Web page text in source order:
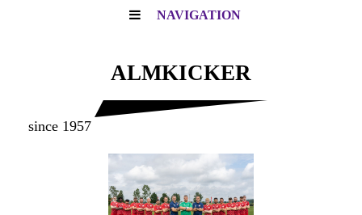
NAVIGATION
ALMKICKER
since 1957